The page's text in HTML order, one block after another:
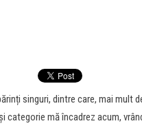
singuri, dintre care, mai mult
mă încadrez acum,